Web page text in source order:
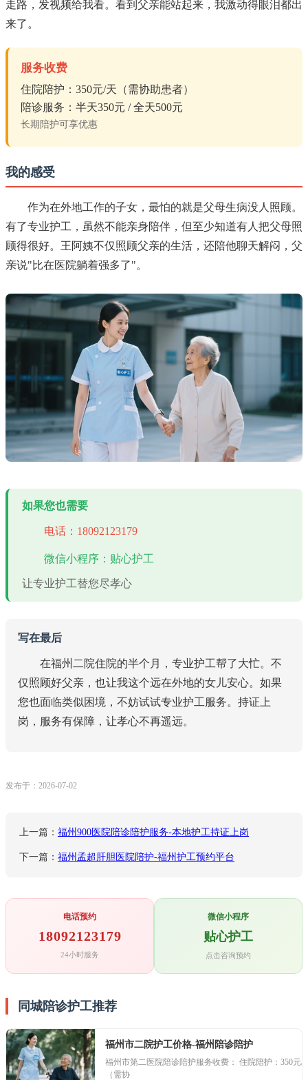
走路，发视频给我看。看到父亲能站起来，我激动得眼泪都出
来了。
服务收费
住院陪护：350元/天（需协助患者）
陪诊服务：半天350元 / 全天500元
长期陪护可享优惠
我的感受
作为在外地工作的子女，最怕的就是父母生病没人照顾。
有了专业护工，虽然不能亲身陪伴，但至少知道有人把父母照
顾得很好。王阿姨不仅照顾父亲的生活，还陪他聊天解闷，父
亲说"比在医院躺着强多了"。
如果您也需要
电话：18092123179
微信小程序：贴心护工
让专业护工替您尽孝心
写在最后
在福州二院住院的半个月，专业护工帮了大忙。不
仅照顾好父亲，也让我这个远在外地的女儿安心。如果
您也面临类似困境，不妨试试专业护工服务。持证上
岗，服务有保障，让孝心不再遥远。
发布于：2026-07-02
上一篇： 福州900医院陪诊陪护服务-本地护工持证上岗
下一篇： 福州孟超肝胆医院陪护-福州护工预约平台
电话预约
18092123179
24小时服务
微信小程序
贴心护工
点击咨询预约
同城陪诊护工推荐
福州市二院护工价格-福州陪诊陪护
福州市第二医院陪诊陪护服务收费： 住院陪护：350元/
（需协